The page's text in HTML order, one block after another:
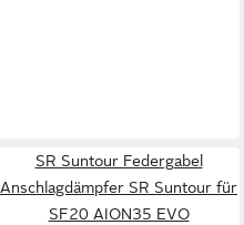
SR Suntour Federgabel
Anschlagdämpfer SR Suntour für
SF20 AION35 EVO